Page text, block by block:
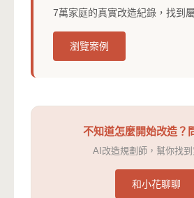
7萬家庭的真實改造紀錄，找到
瀏覽案例
不知道怎麼開始改造？
AI改造規劃師，幫你找
和小花聊聊